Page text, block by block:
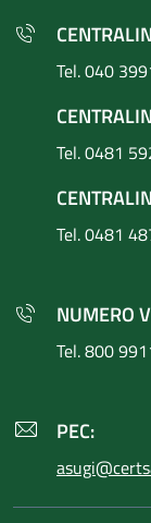
Tel. 040
Tel. 0481
Tel. 0481
NUMERO
Tel. 800
PEC: